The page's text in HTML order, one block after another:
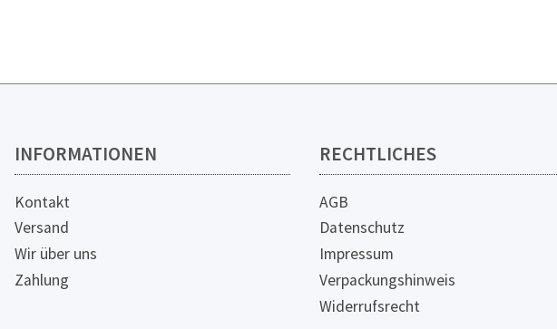
INFORMATIONEN
Kontakt
Versand
Wir über uns
Zahlung
RECHTLICHES
AGB
Datenschutz
Impressum
Verpackungshinweis
Widerrufsrecht